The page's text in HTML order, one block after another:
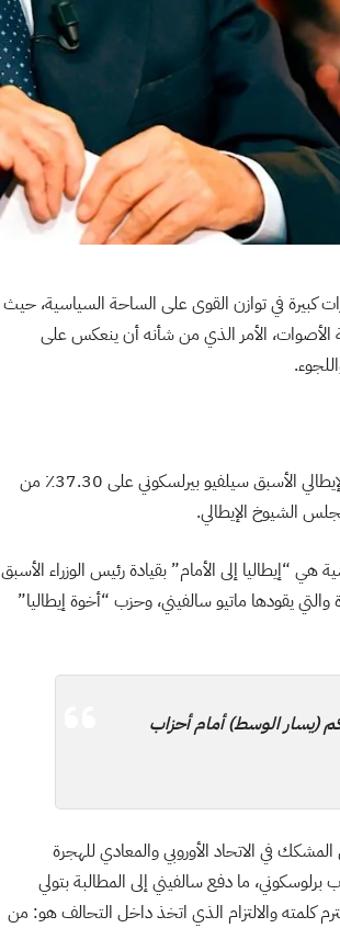
كبيرة في توازن القوى على الساحة السياسية، حيث
الأصوات، الأمر الذي من شأنه أن ينعكس على
حصل تحالف “اليمين واليمين المتطرّف” والذي يتزعمه رئيس الوزراء الإيطالي الأسبق سيلفيو بيرلسكوني على 37.30٪ من
الشيوخ الإيطالي.
من 3 تيارات وأحزاب سياسية هي “إيطاليا إلى الأمام” بقيادة رئيس الوزراء الأسبق
يقودها ماتيو سالفيني، وحزب “أخوة إيطاليا”
(يسار الوسط) أمام أحزاب
في الاتحاد الأوروبي والمعادي للهجرة
ما دفع سالفيني إلى المطالبة بتولي
كلمته والالتزام الذي اتخذ داخل التحالف هو: من